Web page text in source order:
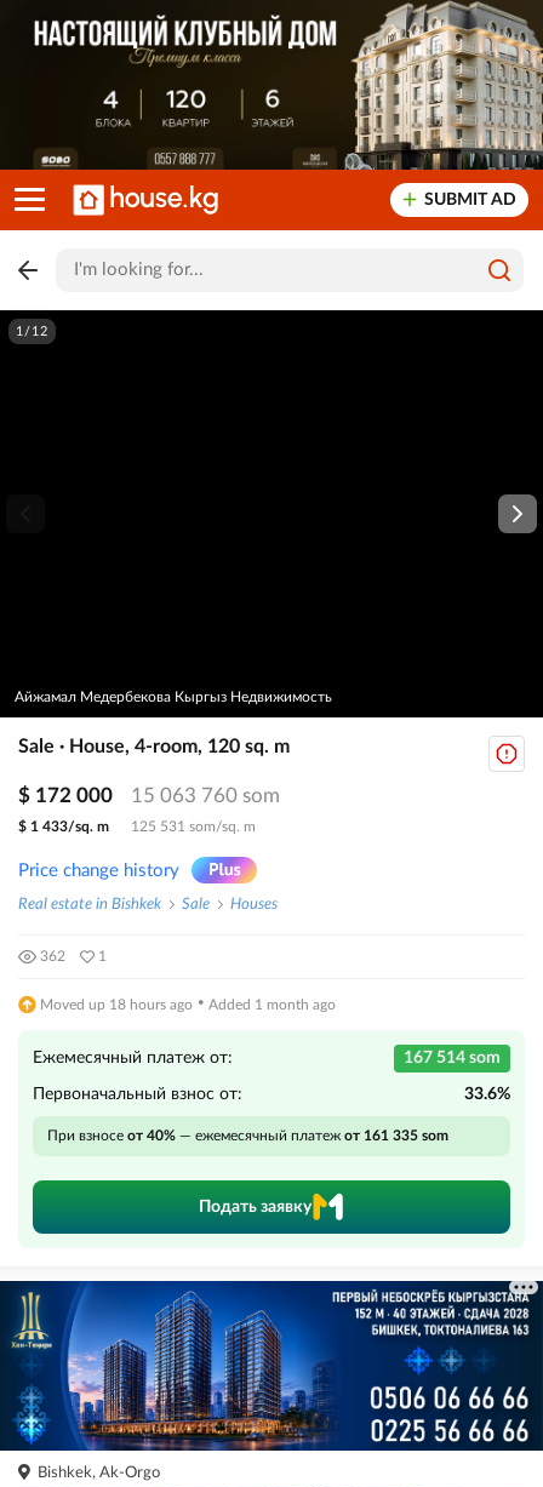
SUBMIT AD
1/12
Айжамал Медербекова Кыргыз Недвижимость
Sale · House, 4-room, 120 sq. m
$ 172 000 15 063 760 som
$ 1 433/sq. m 125 531 som/sq. m
Price change history
Real estate in Bishkek Sale Houses
362 1
Moved up 18 hours ago · Added 1 month ago
Ежемесячный платеж от: 167 514 som
Первоначальный взнос от: 33.6%
При взносе от 40% — ежемесячный платеж от 161 335 som
Подать заявку
Bishkek, Ak-Orgo